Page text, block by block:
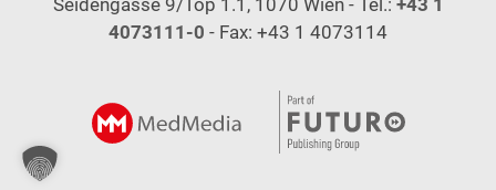
4073111-0 - Fax: +43 1 4073114